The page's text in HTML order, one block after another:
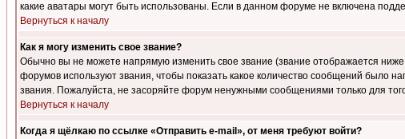
какие аватары могут быть использованы. Если в данном форуме не включена
Вернуться к началу
Как я могу изменить свое звание?
Обычно вы не можете напрямую изменить свое звание (звание отображается
форумов используют звания, чтобы показать какое количество сообщений было
звания. Пожалуйста, не засоряйте форум ненужными сообщениями только для
Вернуться к началу
Когда я щёлкаю по ссылке «Отправить e-mail», от меня требуют войти?